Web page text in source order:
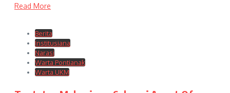
Read More
Berita
Institusiana
Narasi
Warta Pontianak
Warta UKM